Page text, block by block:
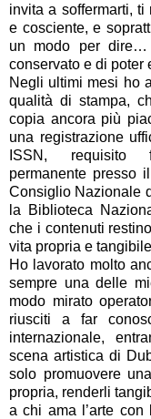
invita a soffermarti,
e cosciente, e
un modo per dire…
conservato e di poter
Negli ultimi mesi ho
qualità di stampa,
copia ancora più
una registrazione
ISSN, requisito
permanente presso
Consiglio Nazionale
la Biblioteca
che i contenuti
vita propria e
Ho lavorato molto
sempre una delle
modo mirato
riusciti a far
internazionale,
scena artistica di
solo promuovere
propria, renderli
a chi ama l’arte